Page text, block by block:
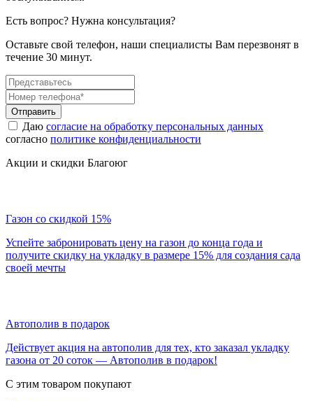
Есть вопрос? Нужна консультация?
Оставьте свой телефон, наши специалисты Вам перезвонят в
течение 30 минут.
Отправить
Даю согласие на обработку персональных данных
согласно политике конфиденциальности
Акции и скидки Благоюг
Газон со скидкой 15%
Успейте забронировать цену на газон до конца года и
получите скидку на укладку в размере 15% для создания сада
своей мечты
Автополив в подарок
Действует акция на автополив для тех, кто заказал укладку
газона от 20 соток — Автополив в подарок!
C этим товаром покупают